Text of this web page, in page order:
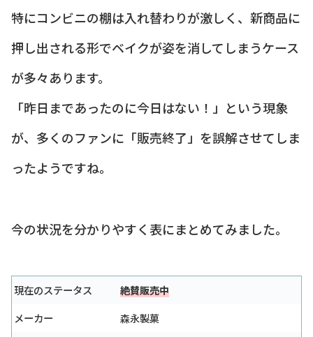
特にコンビニの棚は入れ替わりが激しく、新商品に
押し出される形でベイクが姿を消してしまうケース
が多々あります。
「昨日まであったのに今日はない！」という現象
が、多くのファンに「販売終了」を誤解させてしま
ったようですね。
今の状況を分かりやすく表にまとめてみました。
現在のステータス
絶賛販売中
メーカー
森永製菓